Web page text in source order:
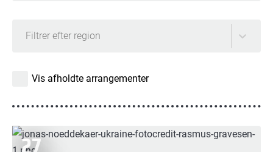
Filtrer efter region
Vis afholdte arrangementer